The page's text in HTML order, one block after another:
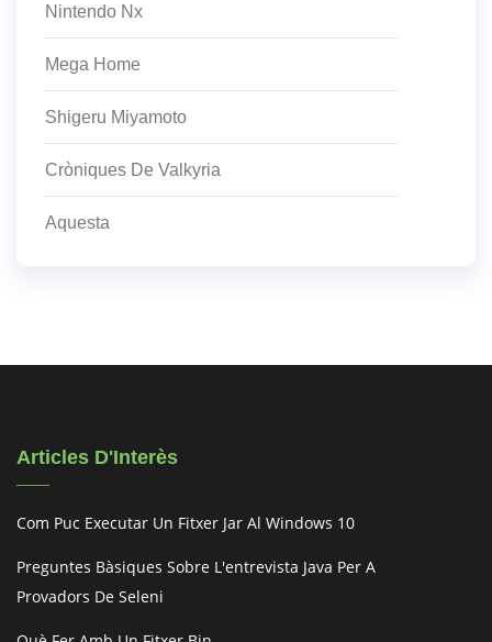
Nintendo Nx
Mega Home
Shigeru Miyamoto
Cròniques De Valkyria
Aquesta
Articles D'Interès
Com Puc Executar Un Fitxer Jar Al Windows 10
Preguntes Bàsiques Sobre L'entrevista Java Per A
Provadors De Seleni